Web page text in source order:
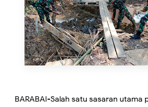
BARABAI-Salah satu sasaran utama